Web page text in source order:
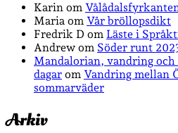
Karin om
Maria om Vår bröllopsdikt
Fredrik D om Läste i
Andrew om Söder runt
Mandalorian, vandring och
dagar om Vandring mellan
sommarväder
Arkiv